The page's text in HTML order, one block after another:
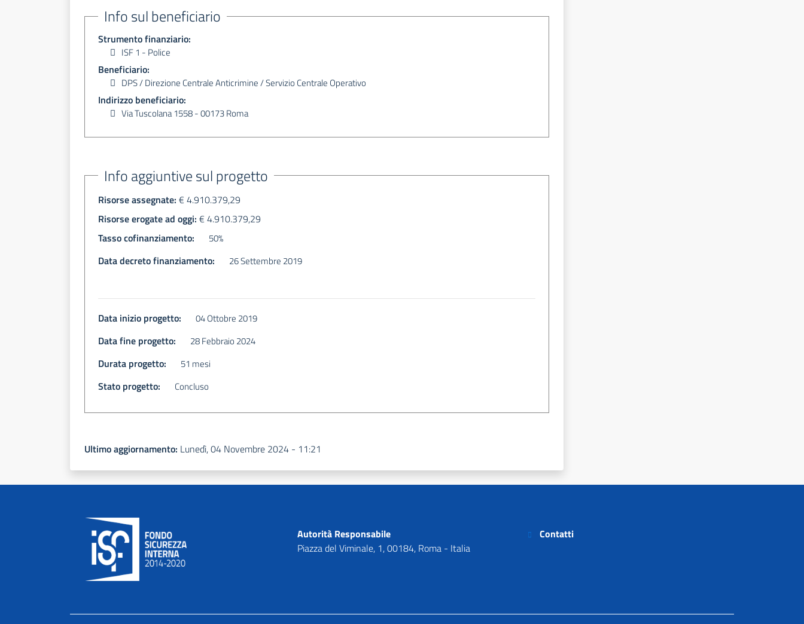
Info sul beneficiario
Strumento finanziario:
ISF 1 - Police
Beneficiario:
DPS / Direzione Centrale Anticrimine / Servizio Centrale Operativo
Indirizzo beneficiario:
Via Tuscolana 1558 - 00173 Roma
Info aggiuntive sul progetto
Risorse assegnate:€ 4.910.379,29
Risorse erogate ad oggi:€ 4.910.379,29
Tasso cofinanziamento:
50%
Data decreto finanziamento: 26 Settembre 2019
Data inizio progetto: 04 Ottobre 2019
Data fine progetto: 28 Febbraio 2024
Durata progetto: 51 mesi
Stato progetto: Concluso
Ultimo aggiornamento: Lunedì, 04 Novembre 2024 - 11:21
Footer
Autorità Responsabile
Piazza del Viminale, 1, 00184, Roma - Italia
Contatti
Contatti